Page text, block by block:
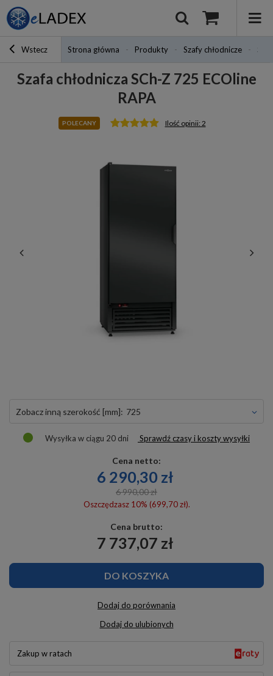
Wstecz Strona główna Produkty Szafy chłodnicze
Szafa chłodnicza SCh-Z 725 ECOline
RAPA
POLECANY Ilość opinii: 2
Zobacz inną szerokość [mm]: 725
Wysyłka w ciągu 20 dni Sprawdź czasy i koszty wysyłki
Cena netto:
6 290,30 zł
6 990,00 zł
Oszczędzasz 10% (699,70 zł).
Cena brutto:
7 737,07 zł
DO KOSZYKA
Dodaj do porównania
Dodaj do ulubionych
Zakup w ratach